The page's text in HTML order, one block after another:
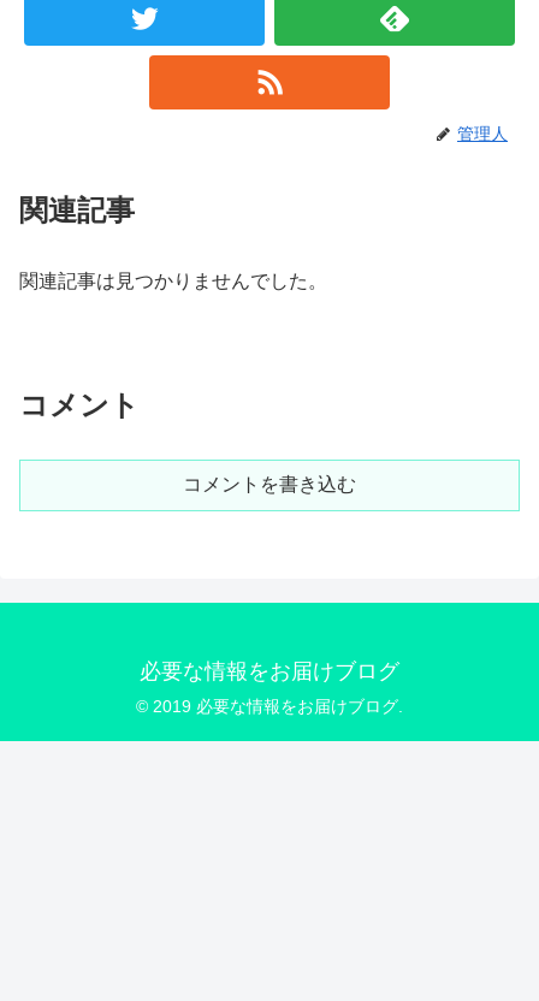
管理人
関連記事
関連記事は見つかりませんでした。
コメント
コメントを書き込む
必要な情報をお届けブログ
© 2019 必要な情報をお届けブログ.